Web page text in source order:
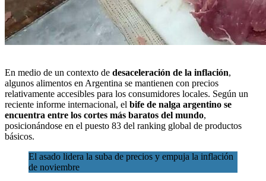
En medio de un contexto de desaceleración de la inflación,
algunos alimentos en Argentina se mantienen con precios
relativamente accesibles para los consumidores locales. Según un
reciente informe internacional, el bife de nalga argentino se
encuentra entre los cortes más baratos del mundo,
posicionándose en el puesto 83 del ranking global de productos
básicos.
El asado lidera la suba de precios y empuja la inflación
de noviembre